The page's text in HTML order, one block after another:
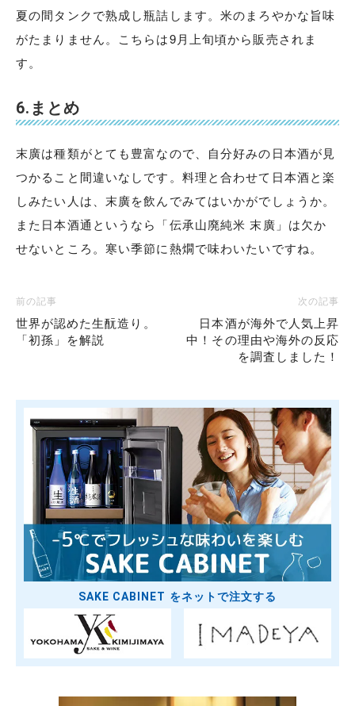
夏の間タンクで熟成し瓶詰します。米のまろやかな旨味
がたまりません。こちらは9月上旬頃から販売されま
す。
6.まとめ
末廣は種類がとても豊富なので、自分好みの日本酒が見
つかること間違いなしです。料理と合わせて日本酒と楽
しみたい人は、末廣を飲んでみてはいかがでしょうか。
また日本酒通というなら「伝承山廃純米 末廣」は欠か
せないところ。寒い季節に熱燗で味わいたいですね。
前の記事
世界が認めた生酛造り。
「初孫」を解説
次の記事
日本酒が海外で人気上昇
中！その理由や海外の反応
を調査しました！
SAKE CABINET をネットで注文する